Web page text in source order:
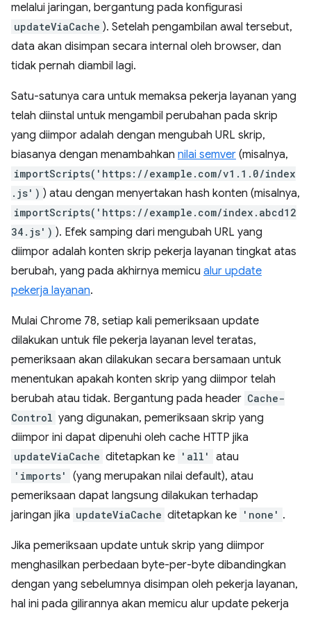
melalui jaringan, bergantung pada konfigurasi
updateViaCache ). Setelah pengambilan awal tersebut,
data akan disimpan secara internal oleh browser, dan
tidak pernah diambil lagi.
Satu-satunya cara untuk memaksa pekerja layanan yang
telah diinstal untuk mengambil perubahan pada skrip
yang diimpor adalah dengan mengubah URL skrip,
biasanya dengan menambahkan nilai semver (misalnya,
importScripts('https://example.com/v1.1.0/index
.js') ) atau dengan menyertakan hash konten (misalnya,
importScripts('https://example.com/index.abcd12
34.js') ). Efek samping dari mengubah URL yang
diimpor adalah konten skrip pekerja layanan tingkat atas
berubah, yang pada akhirnya memicu alur update
pekerja layanan.
Mulai Chrome 78, setiap kali pemeriksaan update
dilakukan untuk file pekerja layanan level teratas,
pemeriksaan akan dilakukan secara bersamaan untuk
menentukan apakah konten skrip yang diimpor telah
berubah atau tidak. Bergantung pada header Cache-
Control yang digunakan, pemeriksaan skrip yang
diimpor ini dapat dipenuhi oleh cache HTTP jika
updateViaCache ditetapkan ke 'all' atau
'imports'
(yang merupakan nilai default), atau
pemeriksaan dapat langsung dilakukan terhadap
jaringan jika updateViaCache ditetapkan ke 'none' .
Jika pemeriksaan update untuk skrip yang diimpor
menghasilkan perbedaan byte-per-byte dibandingkan
dengan yang sebelumnya disimpan oleh pekerja layanan,
hal ini pada gilirannya akan memicu alur update pekerja